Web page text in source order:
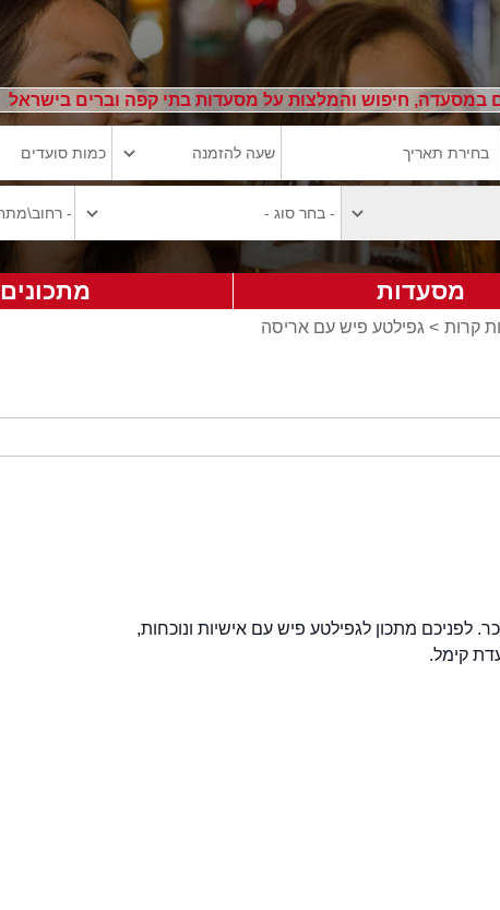
במסעדה, חיפוש והמלצות על מסעדות בתי קפה וברים בישראל
מסעדות מתכונים
קרות > גפילטע פיש עם אריסה
לפניכם מתכון לגפילטע פיש עם אישיות ונוכחות,
קימל.